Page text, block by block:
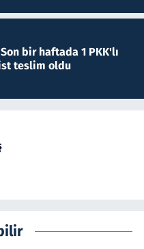
bir haftada 1 PKK'lı
teslim oldu